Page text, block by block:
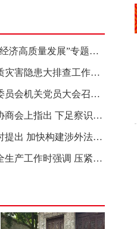
自治区政协召开“推动向海经济高质量发展”专题调研座谈会 钱学明出席并讲话
孙大伟到南宁督导检查地质灾害隐患大排查工作时强调 筑牢地质灾害安全防线 全力保障人民群众生命财产安全
中共政协广西壮族自治区委员会机关党员大会召开 选举产生新一届机关党委、机关纪委
孙大伟在自治区政协专题协商会上指出 下足察识谋督之功 恪尽服务大局之责 助推有色金属、关键金属产业高质量发展
巫家世在南宁、北海调研时提出 加快构建涉外法律供给集群 护航向海经济高质量发展
孙大伟到南宁督导检查安全生产工作时强调 压紧压实责任 狠抓隐患整治 坚决筑牢安全生产防线